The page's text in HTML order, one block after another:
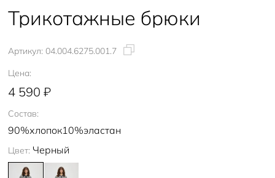
Трикотажные брюки
Артикул: 04.004.6275.001.7
Цена:
4 590 ₽
Состав:
90%хлопок10%эластан
Цвет: Черный